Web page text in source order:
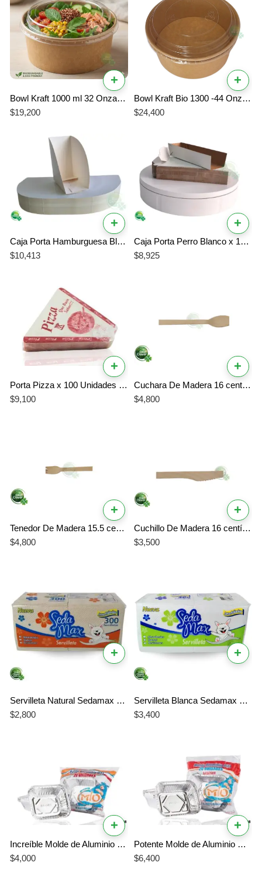
+
Bowl Kraft 1000 ml 32 Onzas con Tapa Pet. para Alimentos Pack x20 | Económico | Domicilio
$19,200
+
Bowl Kraft Bio 1300 -44 Onzas ml Tapa PET |Económico |Domicilio
$24,400
+
Caja Porta Hamburguesa Blanco x 100 Unidades Alto Calibre
$10,413
+
Caja Porta Perro Blanco x 100 Unidades Alto Calibre
$8,925
+
Porta Pizza x 100 Unidades Impreso
$9,100
+
Cuchara De Madera 16 centímetros Biodegradable compostable
$4,800
+
Tenedor De Madera 15.5 centímetros Biodegradable compostable
$4,800
+
Cuchillo De Madera 16 centímetros Biodegradable compostable
$3,500
+
Servilleta Natural Sedamax x 300 Hojas | Absorbente y Ecológica | Seda Max oferta Especial
$2,800
+
Servilleta Blanca Sedamax x 300 Hojas | Absorbente y Ecológica | Seda Max
$3,400
+
Increíble Molde de Aluminio Mio 021 – El Mejor Molde Mini Profesional
$4,000
+
Potente Molde de Aluminio Mio 031 – Molde Individual para Lasaña Garantizado
$6,400